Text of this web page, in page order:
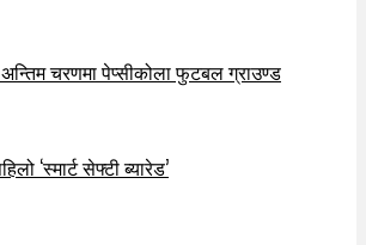
अन्तिम चरणमा पेप्सीकोला फुटबल ग्राउण्ड
‘स्मार्ट सेफ्टी ब्यारेड’